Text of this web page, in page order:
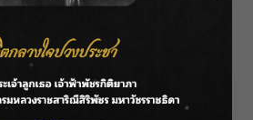
ประเทศ เตรียมเครื่องจักรรับมือ